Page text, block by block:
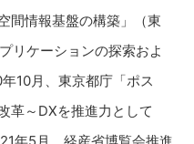
間情報基盤の構築」（東
リケーションの探索およ
10月、東京都庁「ポス
革～DXを推進力として